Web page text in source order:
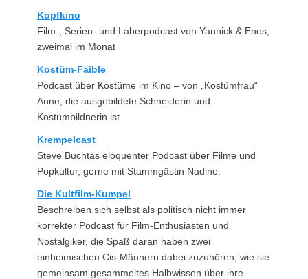
Kopfkino
Film-, Serien- und Laberpodcast von Yannick & Enos,
zweimal im Monat
Kostüm-Faible
Podcast über Kostüme im Kino – von „Kostümfrau“
Anne, die ausgebildete Schneiderin und
Kostümbildnerin ist
Krempelcast
Steve Buchtas eloquenter Podcast über Filme und
Popkultur, gerne mit Stammgästin Nadine.
Die Kultfilm-Kumpel
Beschreiben sich selbst als politisch nicht immer
korrekter Podcast für Film-Enthusiasten und
Nostalgiker, die Spaß daran haben zwei
einheimischen Cis-Männern dabei zuzuhören, wie sie
gemeinsam gesammeltes Halbwissen über ihre